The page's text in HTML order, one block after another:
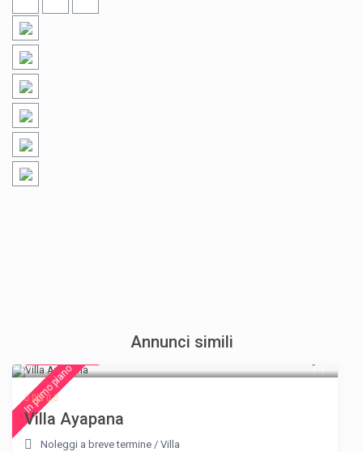
Annunci simili
In primo piano
Villa Ayapana
Noleggi a breve termine /Villa